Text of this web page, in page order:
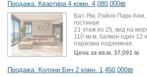
Продажа: Квартира 4 комн. 4,080,000₪
Бат-Ям, Район Парк Аям,
гостиная
21 этаж из 25, вид на
110 кв.м, балкон один 12
парковка подземная
Цена за кв.м. 37,091 ₪
Продажа: Колони Бич 2 комн. 1,450,000₪